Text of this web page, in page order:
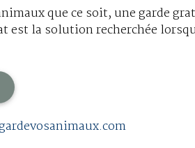
que ce soit, une garde
est la solution recherchée